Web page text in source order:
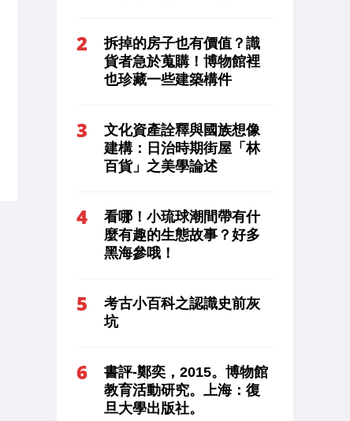
拆掉的房子也有價值？識
貨者急於蒐購！博物館裡
也珍藏一些建築構件
文化資產詮釋與國族想像
建構：日治時期街屋「林
百貨」之美學論述
看哪！小琉球潮間帶有什
麼有趣的生態故事？好多
黑海參哦！
考古小百科之認識史前灰
坑
書評-鄭奕，2015。博物館
教育活動研究。上海：復
旦大學出版社。